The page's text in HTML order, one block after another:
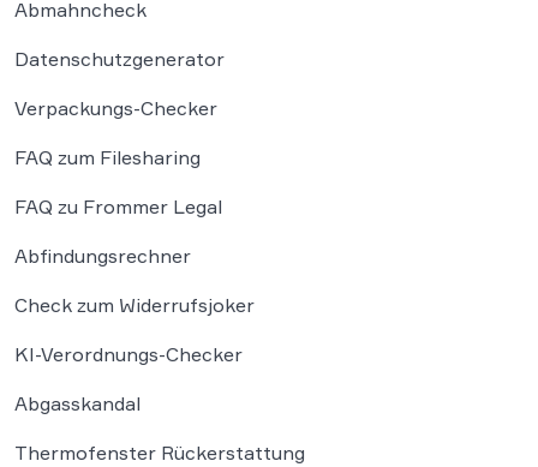
Abmahncheck
Datenschutzgenerator
Verpackungs-Checker
FAQ zum Filesharing
FAQ zu Frommer Legal
Abfindungsrechner
Check zum Widerrufsjoker
KI-Verordnungs-Checker
Abgasskandal
Thermofenster Rückerstattung